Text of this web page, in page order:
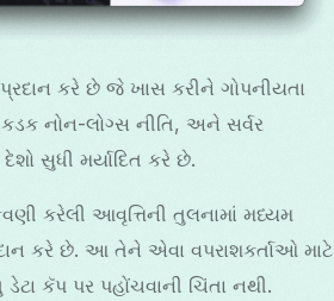
કરે છે જે ખાસ કરીને ગોપનીયતા
નોન-લોગ્સ નીતિ, અને સર્વર
સુધી મર્યાદિત કરે છે.
કરેલી આવૃત્તિની તુલનામાં મધ્યમ
કરે છે. આ તેને એવા વપરાશકર્તાઓ માટે
કૅપ પર પહોંચવાની ચિંતા નથી.